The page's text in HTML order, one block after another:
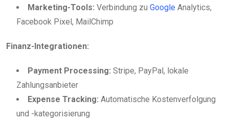
Marketing-Tools: Verbindung zu Google Analytics,
Facebook Pixel, MailChimp
Finanz-Integrationen:
Payment Processing: Stripe, PayPal, lokale
Zahlungsanbieter
Expense Tracking: Automatische Kostenverfolgung
und -kategorisierung